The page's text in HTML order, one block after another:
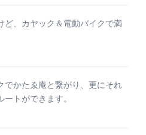
ど、カヤック＆電動バイクで満
でかたゑ庵と繋がり、更にそれ
トができます。